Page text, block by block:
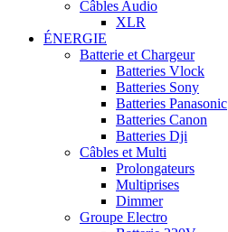
Câbles Audio
XLR
ÉNERGIE
Batterie et Chargeur
Batteries Vlock
Batteries Sony
Batteries Panasonic
Batteries Canon
Batteries Dji
Câbles et Multi
Prolongateurs
Multiprises
Dimmer
Groupe Electro